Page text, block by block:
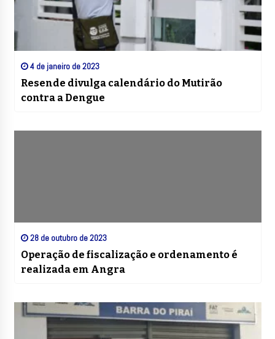
4 de janeiro de 2023
Resende divulga calendário do Mutirão
contra a Dengue
28 de outubro de 2023
Operação de fiscalização e ordenamento é
realizada em Angra